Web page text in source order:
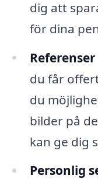
dig att
för dina
du får
du
bilder på
kan ge dig
Personlig